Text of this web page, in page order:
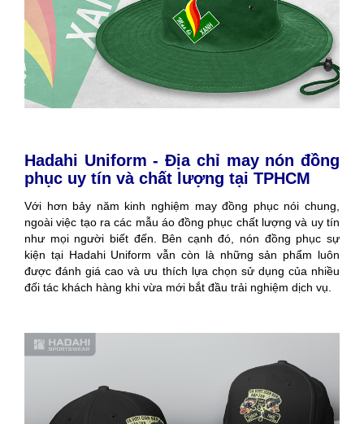
Hadahi Uniform - Địa chỉ may nón đồng
phục uy tín và chất lượng tại TPHCM
Với hơn bảy năm kinh nghiệm may đồng phục nói chung,
ngoài việc tạo ra các mẫu áo đồng phục chất lượng và uy tín
như mọi người biết đến. Bên cạnh đó, nón đồng phục sự
kiện tại Hadahi Uniform vẫn còn là những sản phẩm luôn
được đánh giá cao và ưu thích lựa chọn sử dụng của nhiều
đối tác khách hàng khi vừa mới bắt đầu trải nghiệm dịch vụ.